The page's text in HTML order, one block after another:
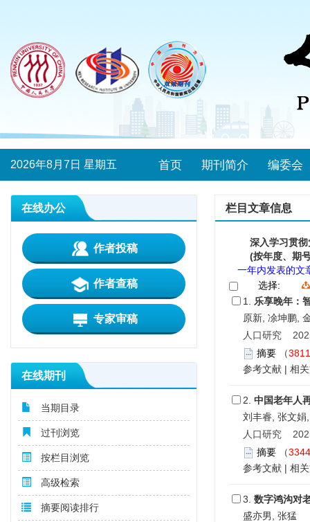
2026年8月7日 星期五 首页 期刊简介 编委会
在线办公
作者投稿
作者查稿
专家审稿
在线期刊
当期目录
过刊浏览
按栏目浏览
高级检索
摘要阅读排行
栏目文章信息
深入学习贯
(按年度、期
一年内发表的文
选择:
1. 乐享晚年：
原新, 凃坤鹏,
人口研究
摘要 （3811
参考文献 | 相
2. 中国老年人
刘丰睿, 张文娟
人口研究
摘要 （3344
参考文献 | 相
3. 数字鸿沟对
盛亦男, 张猛